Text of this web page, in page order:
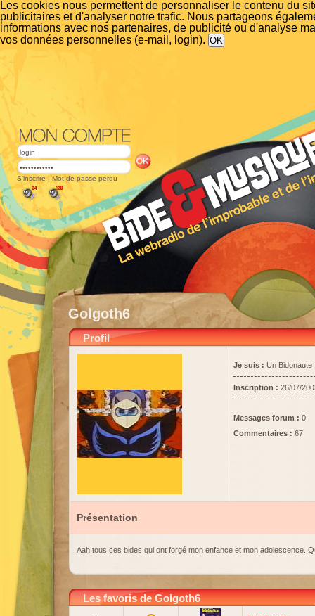
Les cookies nous permettent de personnaliser le contenu du
publicitaires et d'analyser notre trafic. Nous partageons
informations avec nos partenaires, de publicité ou d'analyse
vos données personnelles (e-mail, login).
S'inscrire | Mot de passe perdu
Golgoth6
Profil
Je suis : Un Bidonaute
Inscription : 26/07/
Messages forum : 0
Commentaires : 67
Présentation
Aah tous ces bides qui ont forgé mon enfance et mon adolescence.
Les favoris de Golgoth6